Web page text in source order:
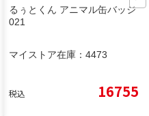
るぅとくん アニマル缶バッジ 2
021
マイストア在庫： 4473
税込 16755